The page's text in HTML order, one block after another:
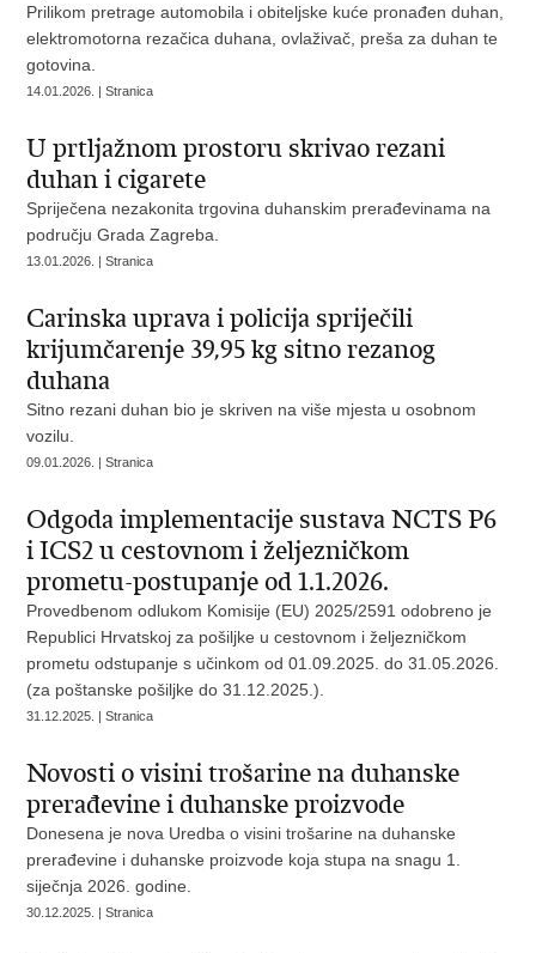
Prilikom pretrage automobila i obiteljske kuće pronađen duhan,
elektromotorna rezačica duhana, ovlaživač, preša za duhan te
gotovina.
14.01.2026. | Stranica
U prtljažnom prostoru skrivao rezani
duhan i cigarete
Spriječena nezakonita trgovina duhanskim prerađevinama na
području Grada Zagreba.
13.01.2026. | Stranica
Carinska uprava i policija spriječili
krijumčarenje 39,95 kg sitno rezanog
duhana
Sitno rezani duhan bio je skriven na više mjesta u osobnom
vozilu.
09.01.2026. | Stranica
Odgoda implementacije sustava NCTS P6
i ICS2 u cestovnom i željezničkom
prometu-postupanje od 1.1.2026.
Provedbenom odlukom Komisije (EU) 2025/2591 odobreno je
Republici Hrvatskoj za pošiljke u cestovnom i željezničkom
prometu odstupanje s učinkom od 01.09.2025. do 31.05.2026.
(za poštanske pošiljke do 31.12.2025.).
31.12.2025. | Stranica
Novosti o visini trošarine na duhanske
prerađevine i duhanske proizvode
Donesena je nova Uredba o visini trošarine na duhanske
prerađevine i duhanske proizvode koja stupa na snagu 1.
siječnja 2026. godine.
30.12.2025. | Stranica